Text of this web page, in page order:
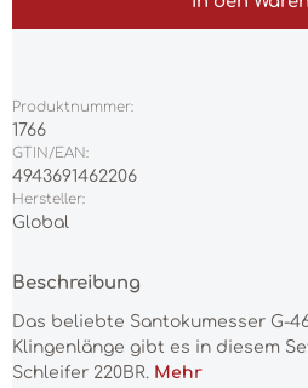
Produktnummer:
1766
GTIN/EAN:
4943691462206
Hersteller:
Global
Beschreibung
Das beliebte Santokumesser G-
Klingenlänge gibt es in diesem
Schleifer 220BR. Mehr